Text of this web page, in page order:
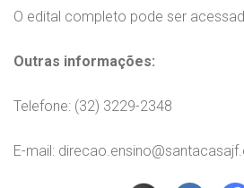
O edital completo pode ser
Outras informações:
Telefone: (32) 3229-2348
E-mail: